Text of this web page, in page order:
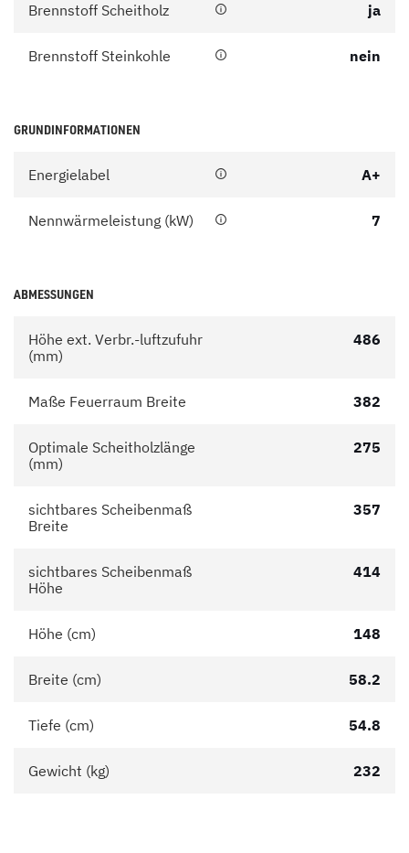
Brennstoff Scheitholz ja
Brennstoff Steinkohle nein
GRUNDINFORMATIONEN
Energielabel A+
Nennwärmeleistung (kW) 7
ABMESSUNGEN
Höhe ext. Verbr.-luftzufuhr
(mm)
486
Maße Feuerraum Breite 382
Optimale Scheitholzlänge
(mm)
275
sichtbares Scheibenmaß
Breite
357
sichtbares Scheibenmaß
Höhe
414
Höhe (cm) 148
Breite (cm) 58.2
Tiefe (cm) 54.8
Gewicht (kg) 232